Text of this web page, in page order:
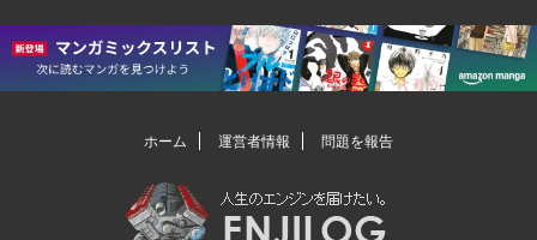
ホーム 運営者情報 問題を報告